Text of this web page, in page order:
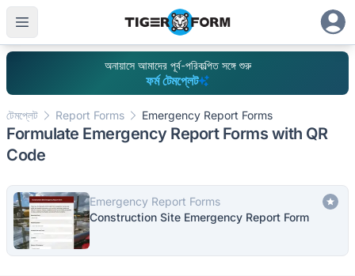
অনায়াসে আমাদের পূর্ব-পরিকল্পিত সঙ্গে শুরু
ফর্ম টেমপ্লেট
টেমপ্লেট Report Forms Emergency Report Forms
Formulate Emergency Report Forms with QR
Code
Emergency Report Forms
Construction Site Emergency Report Form